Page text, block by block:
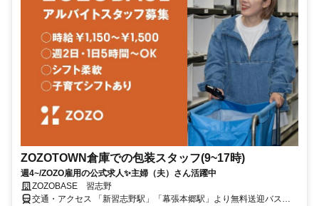
ZOZOTOWN倉庫での包装スタッフ(9~17時)
週4~/ZOZO雇用の公式求人✨️主婦（夫）さん活躍中
ZOZOBASE 習志野
交通・アクセス 「新習志野駅」「幕張本郷駅」より無料送迎バス運